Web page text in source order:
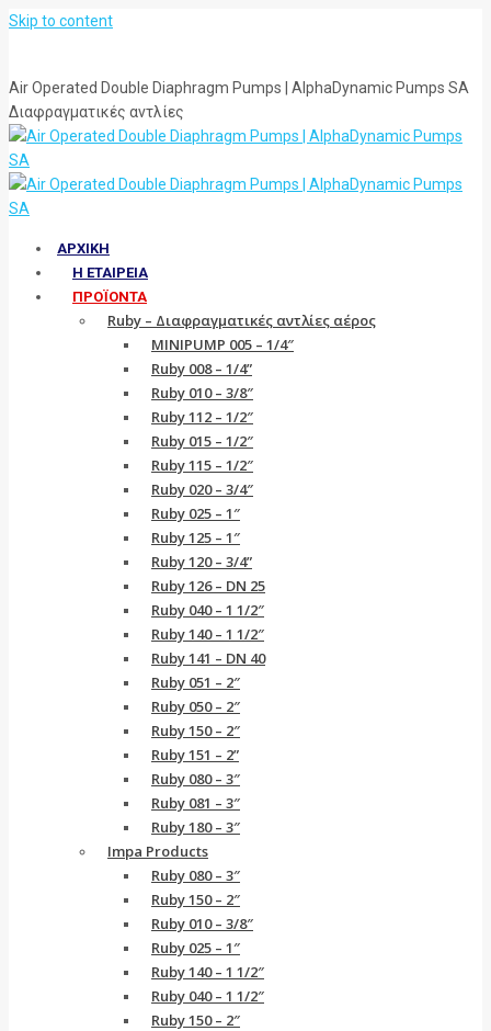
Skip to content
Air Operated Double Diaphragm Pumps | AlphaDynamic Pumps SA
Διαφραγματικές αντλίες
ΑΡΧΙΚΗ
Η ΕΤΑΙΡΕΙΑ
ΠΡΟΪΟΝΤΑ
Ruby – Διαφραγματικές αντλίες αέρος
MINIPUMP 005 – 1/4″
Ruby 008 – 1/4”
Ruby 010 – 3/8″
Ruby 112 – 1/2″
Ruby 015 – 1/2″
Ruby 115 – 1/2″
Ruby 020 – 3/4″
Ruby 025 – 1″
Ruby 125 – 1″
Ruby 120 – 3/4”
Ruby 126 – DN 25
Ruby 040 – 1 1/2″
Ruby 140 – 1 1/2″
Ruby 141 – DN 40
Ruby 051 – 2″
Ruby 050 – 2″
Ruby 150 – 2″
Ruby 151 – 2”
Ruby 080 – 3″
Ruby 081 – 3″
Ruby 180 – 3″
Impa Products
Ruby 080 – 3″
Ruby 150 – 2″
Ruby 010 – 3/8″
Ruby 025 – 1″
Ruby 140 – 1 1/2″
Ruby 040 – 1 1/2″
Ruby 150 – 2″